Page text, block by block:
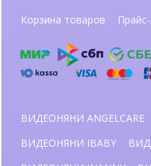
Корзина товаров
ВИДЕОНЯНИ ANGELCARE
ВИДЕОНЯНИ IBABY